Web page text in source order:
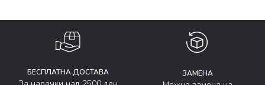
БЕСПЛАТНА ДОСТАВА ЗАМЕНА